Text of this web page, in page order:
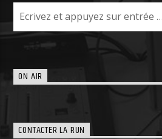
ON AIR
CONTACTER LA RUN